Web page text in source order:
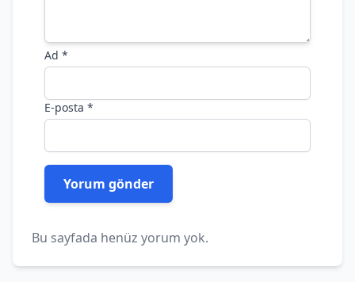
Ad *
E-posta *
Bu sayfada henüz yorum yok.